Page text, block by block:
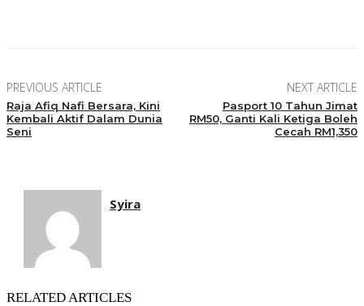
PREVIOUS ARTICLE
Raja Afiq Nafi Bersara, Kini
Kembali Aktif Dalam Dunia
Seni
NEXT ARTICLE
Pasport 10 Tahun Jimat
RM50, Ganti Kali Ketiga Boleh
Cecah RM1,350
Syira
RELATED ARTICLES